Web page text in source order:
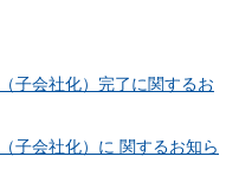
子会社化）完了に関するお
子会社化）に 関するお知ら